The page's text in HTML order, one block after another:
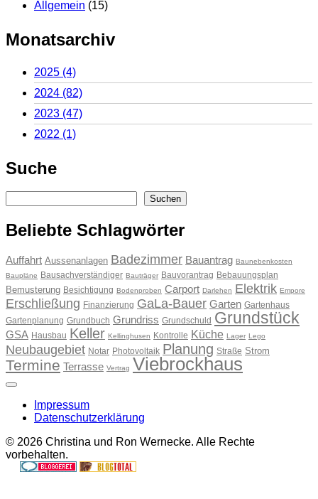
Allgemein (15)
Monatsarchiv
2025 (4)
2024 (82)
2023 (47)
2022 (1)
Suche
Suchen
Beliebte Schlagwörter
Auffahrt Aussenanlagen Badezimmer Bauantrag Baunebenkosten
Baupläne Bausachverständiger Bauträger Bauvorantrag Bebauungsplan
Bemusterung Besichtigung Bodenproben Carport Darlehen Elektrik Empore
Erschließung Finanzierung GaLa-Bauer Garten Gartenhaus
Gartenplanung Grundbuch Grundriss Grundschuld Grundstück
GSA Hausbau Keller Kellinghusen Kontrolle Küche Lager Lego
Neubaugebiet Notar Photovoltaik Planung Straße Strom
Termine Terrasse Vertrag Viebrockhaus
Impressum
Datenschutzerklärung
© 2026 Christina und Ron Wernecke. Alle Rechte
vorbehalten.